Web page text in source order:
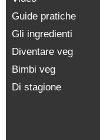
Guide pratiche
Gli ingredienti
Diventare veg
Bimbi veg
Di stagione